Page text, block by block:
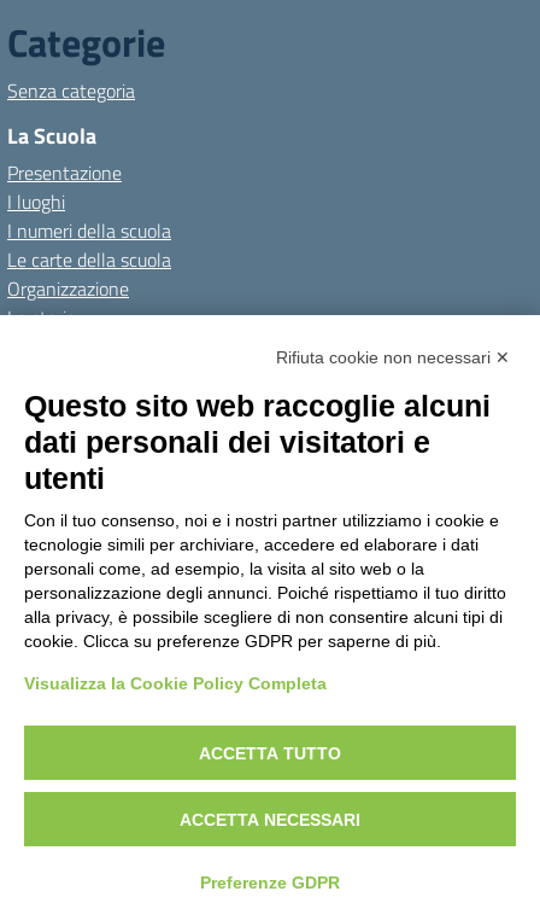
Categorie
Senza categoria
La Scuola
Presentazione
I luoghi
I numeri della scuola
Le carte della scuola
Organizzazione
La storia
Personale scolastico
Famiglie e studenti
Percorsi di studio
Offerta formativa
I progetti delle classi
Novità
Le notizie
Amministrazione TrasparenteAlbo onlinePrivacy Policy
Dichiarazione di accessibilitàObiettivi di accessibilità
Note legali
Concept & Design by Designers Italia
Rifiuta cookie non necessari ✕
Questo sito web raccoglie alcuni
dati personali dei visitatori e
utenti
Con il tuo consenso, noi e i nostri partner utilizziamo i cookie e
tecnologie simili per archiviare, accedere ed elaborare i dati
personali come, ad esempio, la visita al sito web o la
personalizzazione degli annunci. Poiché rispettiamo il tuo diritto
alla privacy, è possibile scegliere di non consentire alcuni tipi di
cookie. Clicca su preferenze GDPR per saperne di più.
Visualizza la Cookie Policy Completa
ACCETTA TUTTO
ACCETTA NECESSARI
Preferenze GDPR